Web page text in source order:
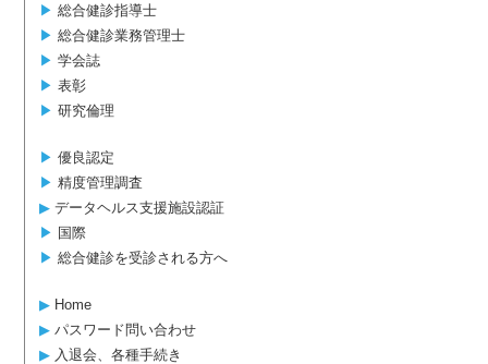
▶︎ 総合健診指導士
▶︎ 総合健診業務管理士
▶︎ 学会誌
▶︎ 表彰
▶︎ 研究倫理
▶︎ 優良認定
▶︎ 精度管理調査
▶︎ データヘルス支援施設認証
▶︎ 国際
▶︎ 総合健診を受診される方へ
▶︎ Home
▶︎ パスワード問い合わせ
▶︎ 入退会、各種手続き